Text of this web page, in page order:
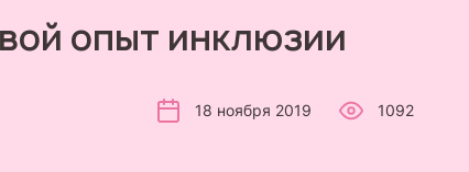
опыт инклюзии
18 ноября 2019 1092